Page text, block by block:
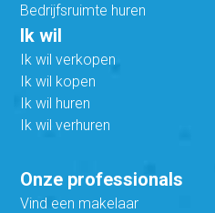
Bedrijfsruimte huren
Ik wil
Ik wil verkopen
Ik wil kopen
Ik wil huren
Ik wil verhuren
Onze professionals
Vind een makelaar